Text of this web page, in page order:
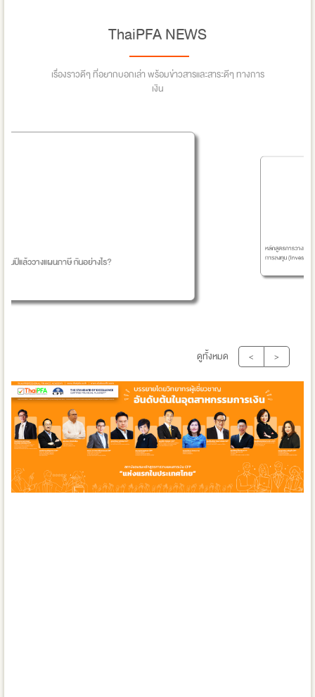
ThaiPFA NEWS
เรื่องราวดีๆ ที่อยากบอกเล่า พร้อมข่าวสารและสาระดีๆ ทางการ
เงิน
หลักสูตรการวางแผนการเงิน CFP ชุดวิชาที่ 2 การวา
การลงทุน (Investment Planning) หลักสูตรปรับปรุง
ดูทั้งหมด < >